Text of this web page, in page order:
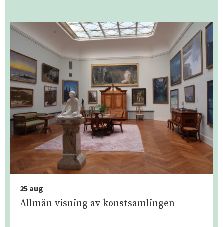
25 aug
Allmän visning av konstsamlingen